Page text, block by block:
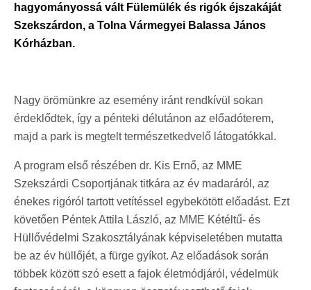
hagyományossá vált Fülemülék és rigók éjszakáját
Szekszárdon, a Tolna Vármegyei Balassa János
Kórházban.
Nagy örömünkre az esemény iránt rendkívül sokan
érdeklődtek, így a pénteki délutánon az előadóterem,
majd a park is megtelt természetkedvelő látogatókkal.
A program első részében dr. Kis Ernő, az MME
Szekszárdi Csoportjának titkára az év madaráról, az
énekes rigóról tartott vetítéssel egybekötött előadást. Ezt
követően Péntek Attila László, az MME Kétéltű- és
Hüllővédelmi Szakosztályának képviseletében mutatta
be az év hüllőjét, a fürge gyíkot. Az előadások során
többek között szó esett a fajok életmódjáról, védelmük